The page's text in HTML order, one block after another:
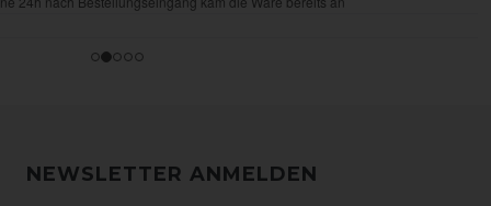
NEWSLETTER ANMELDEN